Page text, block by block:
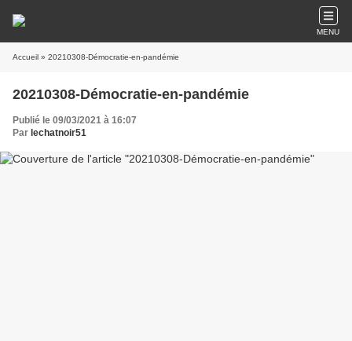
MENU
Accueil » 20210308-Démocratie-en-pandémie
20210308-Démocratie-en-pandémie
Publié le 09/03/2021 à 16:07
Par lechatnoir51